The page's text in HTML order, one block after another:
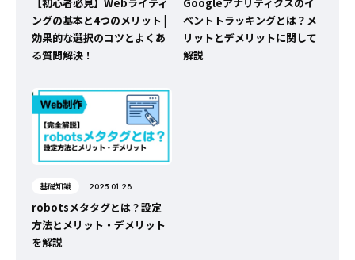
ングの基本と4つのメリット |
効果的な選択のコツとよくあ
る質問解決！
ベントトラッキングとは？メ
リットとデメリットに関して
解説
基礎知識 2025.01.28
robotsメタタグとは？設定
方法とメリット・デメリット
を解説